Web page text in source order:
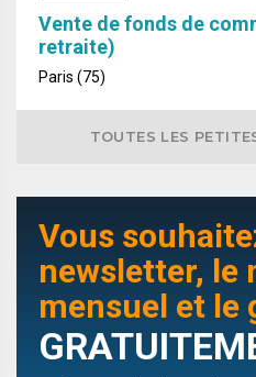
Vente de fonds de
retraite)
Paris (75)
TOUTES LES
Vous
newsletter, le
mensuel et le